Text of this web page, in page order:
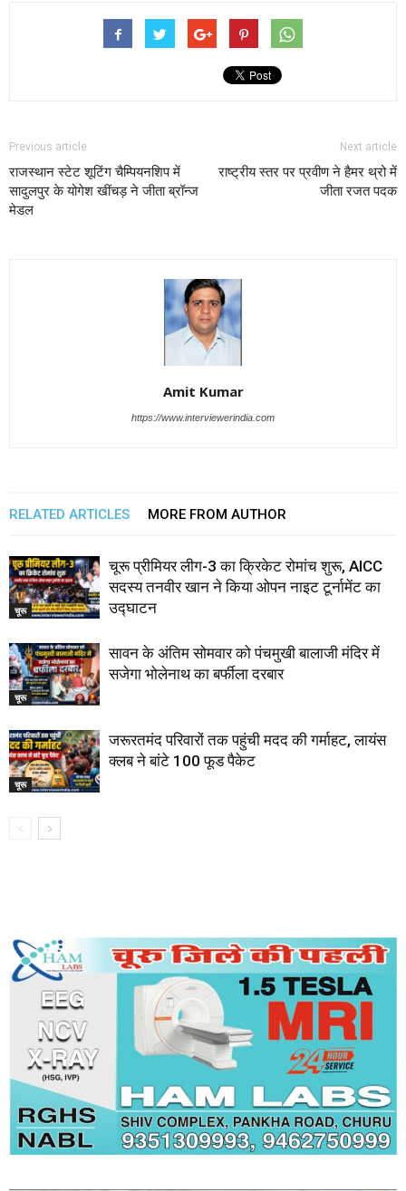
Previous article
राजस्थान स्टेट शूटिंग चैम्पियनशिप में
सादुलपुर के योगेश खींचड़ ने जीता ब्रॉन्ज
मेडल
Next article
राष्ट्रीय स्तर पर प्रवीण ने हैमर थ्रो में
जीता रजत पदक
Amit Kumar
https://www.interviewerindia.com
RELATED ARTICLES MORE FROM AUTHOR
चूरू
चूरू प्रीमियर लीग-3 का क्रिकेट रोमांच शुरू, AICC
सदस्य तनवीर खान ने किया ओपन नाइट टूर्नामेंट का
उद्घाटन
चूरू
सावन के अंतिम सोमवार को पंचमुखी बालाजी मंदिर में
सजेगा भोलेनाथ का बर्फीला दरबार
चूरू
जरूरतमंद परिवारों तक पहुंची मदद की गर्माहट, लायंस
क्लब ने बांटे 100 फूड पैकेट